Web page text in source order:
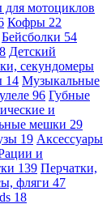
для мотоциклов
Кофры 22
Бейсболки 54
Детский
секундомеры
14 Музыкальные
96 Губные
и
мешки 29
19 Аксессуары
и
139 Перчатки,
фляги 47
18